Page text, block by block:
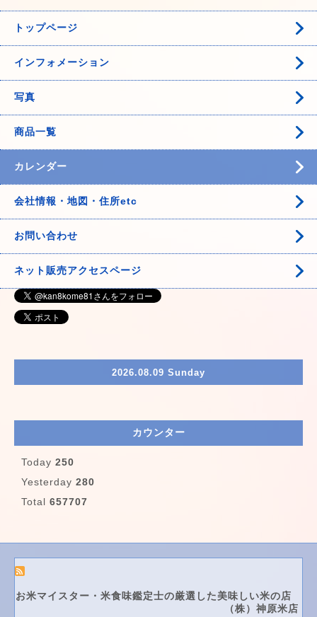
トップページ
インフォメーション
写真
商品一覧
カレンダー
会社情報・地図・住所etc
お問い合わせ
ネット販売アクセスページ
2026.08.09 Sunday
カウンター
Today 250
Yesterday 280
Total 657707
お米マイスター・米食味鑑定士の厳選した美味しい米の店
（株）神原米店